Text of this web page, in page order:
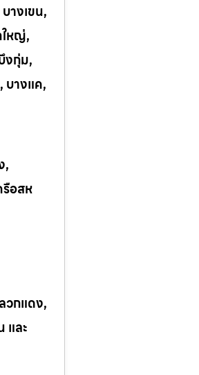
างเขน,
หญ่,
งกุ่ม,
บางแค,
,
อสห
วกแดง,
และ